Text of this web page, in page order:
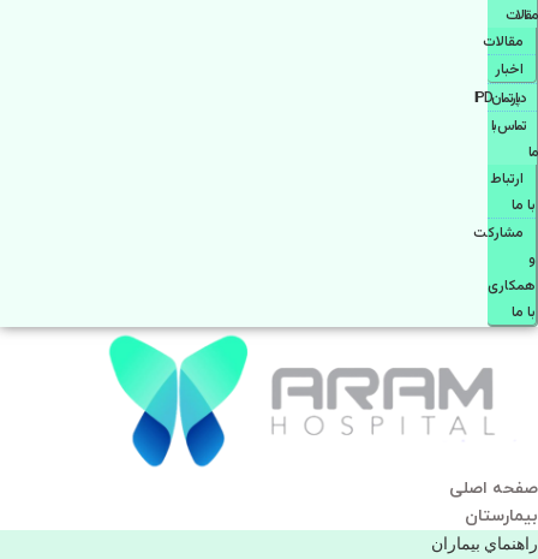
مقالات
مقالات
اخبار
دپارتمانIPD
تماس با
ما
ارتباط
با ما
مشاركت
و
همكاری
با ما
صفحه اصلی
بيمارستان
راهنماي بیماران